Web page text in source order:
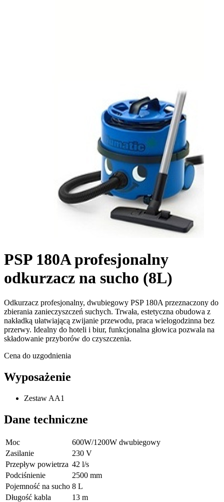
PSP 180A profesjonalny
odkurzacz na sucho (8L)
Odkurzacz profesjonalny, dwubiegowy PSP 180A przeznaczony do
zbierania zanieczyszczeń suchych. Trwała, estetyczna obudowa z
nakładką ułatwiającą zwijanie przewodu, praca wielogodzinna bez
przerwy. Idealny do hoteli i biur, funkcjonalna głowica pozwala na
składowanie przyborów do czyszczenia.
Cena do uzgodnienia
Wyposażenie
Zestaw AA1
Dane techniczne
Moc
600W/1200W dwubiegowy
Zasilanie
230 V
Przepływ powietrza 42 l/s
Podciśnienie
2500 mm
Pojemność na sucho 8 L
Długość kabla
13 m